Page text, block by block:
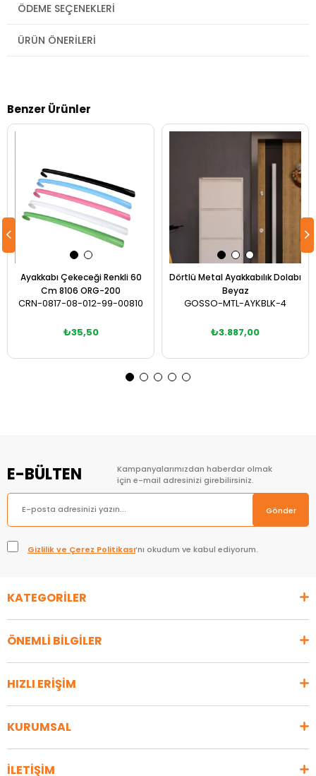
ÖDEME SEÇENEKLERI
ÜRÜN ÖNERILERI
Benzer Ürünler
Ayakkabı Çekeceği Renkli 60
Cm 8106 ORG-200
CRN-0817-08-012-99-00810
₺35,50
Dörtlü Metal Ayakkabılık Dolabı
Beyaz
GOSSO-MTL-AYKBLK-4
₺3.887,00
E-BÜLTEN
Kampanyalarımızdan haberdar olmak
için e-mail adresinizi girebilirsiniz.
Gönder
Gizlilik ve Çerez Politikası’nı okudum ve kabul ediyorum.
KATEGORİLER
ÖNEMLİ BİLGİLER
HIZLI ERİŞİM
KURUMSAL
İLETİŞİM